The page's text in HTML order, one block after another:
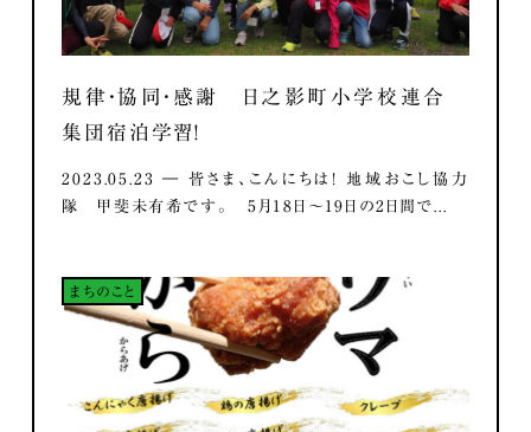
規律・協同・感謝 日之影町小学校連合
集団宿泊学習！
2023.05.23 ― 皆さま、こんにちは！ 地域おこし協力
隊 甲斐未有希です。 5月18日～19日の2日間で...
まちのこと